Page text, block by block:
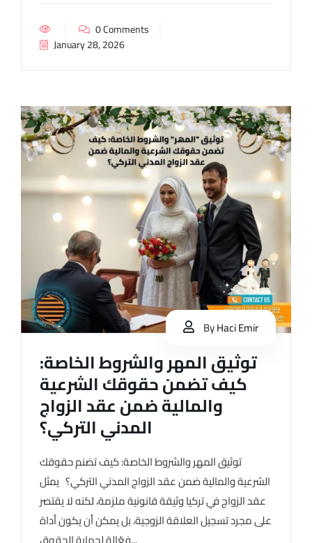
0 Comments
January 28, 2026
ByHaci Emir
توثيق المهر والشروط الخاصة:
كيف تضمن حقوقك الشرعية
والمالية ضمن عقد الزواج
المدني التركي؟
توثيق المهر والشروط الخاصة: كيف تضنم حقوقك
الشرعية والمالية ضمن عقد الزواج المدني التركي؟ يمثل
عقد الزواج في تركيا وثيقة قانونية ملزمة، لكنه لا يقتصر
على مجرد تسجيل العلاقة الزوجية، بل يمكن أن يكون أداة